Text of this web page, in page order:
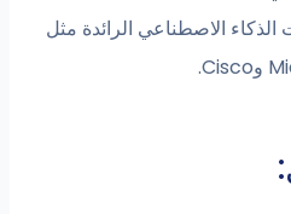
الاصطناعي الرائدة مثل